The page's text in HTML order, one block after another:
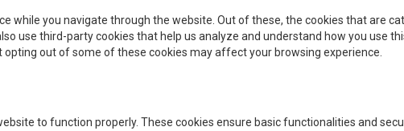
while you navigate through the website. Out of these, the cookies that are
use third-party cookies that help us analyze and understand how you use
out of some of these cookies may affect your browsing experience.
to function properly. These cookies ensure basic functionalities and